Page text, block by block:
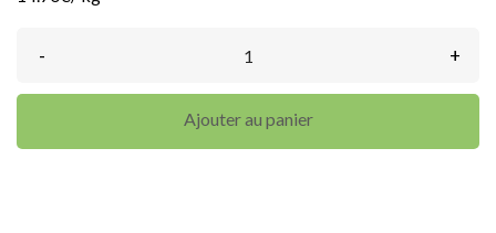
- +
Ajouter au panier